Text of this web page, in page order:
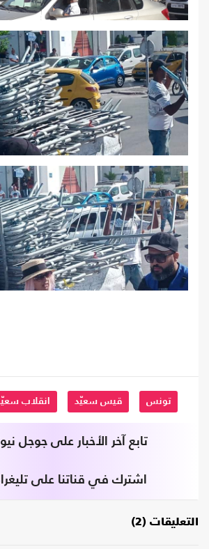
تونس قيس سعيّد انقلاب
تابع آخر الأخبار على جوجل
اشترك في قناتنا على
التعليقات (2)